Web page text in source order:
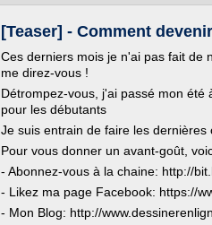
[Teaser] - Comment
Ces derniers mois je n'ai pas fait de
me direz-vous !
Détrompez-vous, j'ai passé mon été
pour les débutants
Je suis entrain de faire les dernières
Pour vous donner un avant-goût,
- Abonnez-vous à la chaine: http://
- Likez ma page Facebook: https://
- Mon Blog: http://